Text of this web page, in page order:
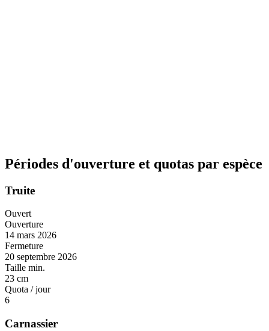
Périodes d'ouverture et quotas par espèce
Truite
Ouvert
Ouverture
14 mars 2026
Fermeture
20 septembre 2026
Taille min.
23 cm
Quota / jour
6
Carnassier